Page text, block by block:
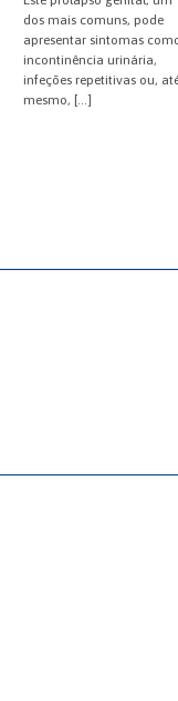
dos mais comuns, pode
apresentar sintomas
incontinência urinária,
infeções repetitivas ou,
mesmo, […]